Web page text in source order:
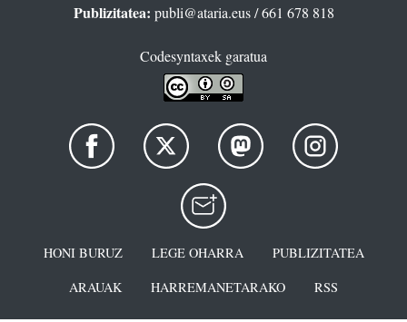
Publizitatea: publi@ataria.eus/ 661 678 818
Codesyntaxek garatua
HONI BURUZ LEGE OHARRA
PUBLIZITATEA
ARAUAK
HARREMANETARAKO RSS